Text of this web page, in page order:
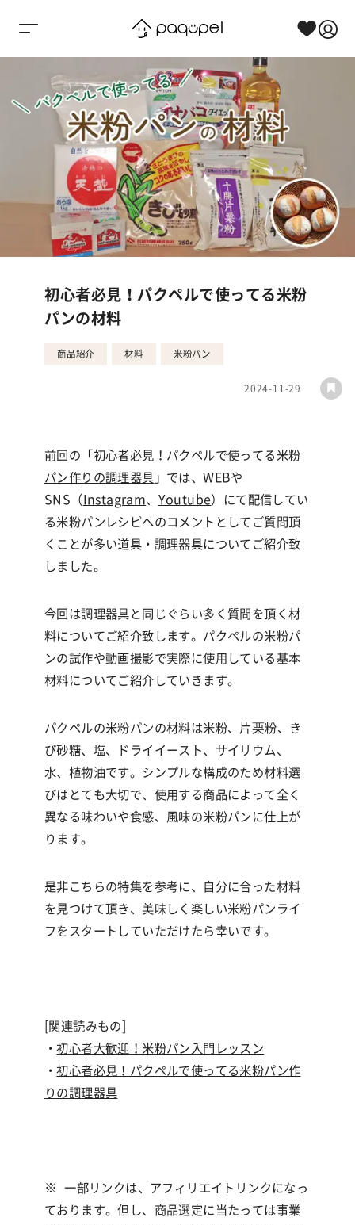
初心者必見！パクペルで使ってる米粉
パンの材料
商品紹介 材料 米粉パン
2024-11-29
前回の「 初心者必見！パクペルで使ってる米粉
パン作りの調理器具 」では、WEBや
SNS（ Instagram、 Youtube）にて配信してい
る米粉パンレシピへのコメントとしてご質問頂
くことが多い道具・調理器具についてご紹介致
しました。
今回は調理器具と同じぐらい多く質問を頂く材
料についてご紹介致します。パクペルの米粉パ
ンの試作や動画撮影で実際に使用している基本
材料についてご紹介していきます。
パクペルの米粉パンの材料は米粉、片栗粉、き
び砂糖、塩、ドライイースト、サイリウム、
水、植物油です。シンプルな構成のため材料選
びはとても大切で、使用する商品によって全く
異なる味わいや食感、風味の米粉パンに仕上が
ります。
是非こちらの特集を参考に、自分に合った材料
を見つけて頂き、美味しく楽しい米粉パンライ
フをスタートしていただけたら幸いです。
[関連読みもの]
・初心者大歓迎！米粉パン入門レッスン
・初心者必見！パクペルで使ってる米粉パン作
りの調理器具
※
一部リンクは、アフィリエイトリンクになっ
ております。但し、商品選定に当たっては事業